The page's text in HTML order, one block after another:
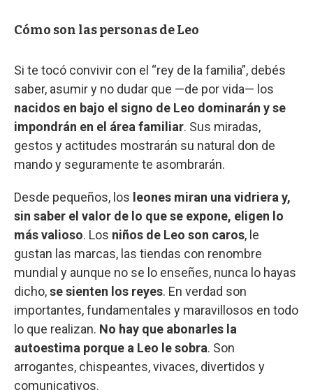
Cómo son las personas de Leo
Si te tocó convivir con el “rey de la familia”, debés
saber, asumir y no dudar que —de por vida— los
nacidos en bajo el signo de Leo dominarán y se
impondrán en el área familiar. Sus miradas,
gestos y actitudes mostrarán su natural don de
mando y seguramente te asombrarán.
Desde pequeños, los leones miran una vidriera y,
sin saber el valor de lo que se expone, eligen lo
más valioso. Los niños de Leo son caros, le
gustan las marcas, las tiendas con renombre
mundial y aunque no se lo enseñes, nunca lo hayas
dicho,se sienten los reyes. En verdad son
importantes, fundamentales y maravillosos en todo
lo que realizan. No hay que abonarles la
autoestima porque a Leo le sobra. Son
arrogantes, chispeantes, vivaces, divertidos y
comunicativos.